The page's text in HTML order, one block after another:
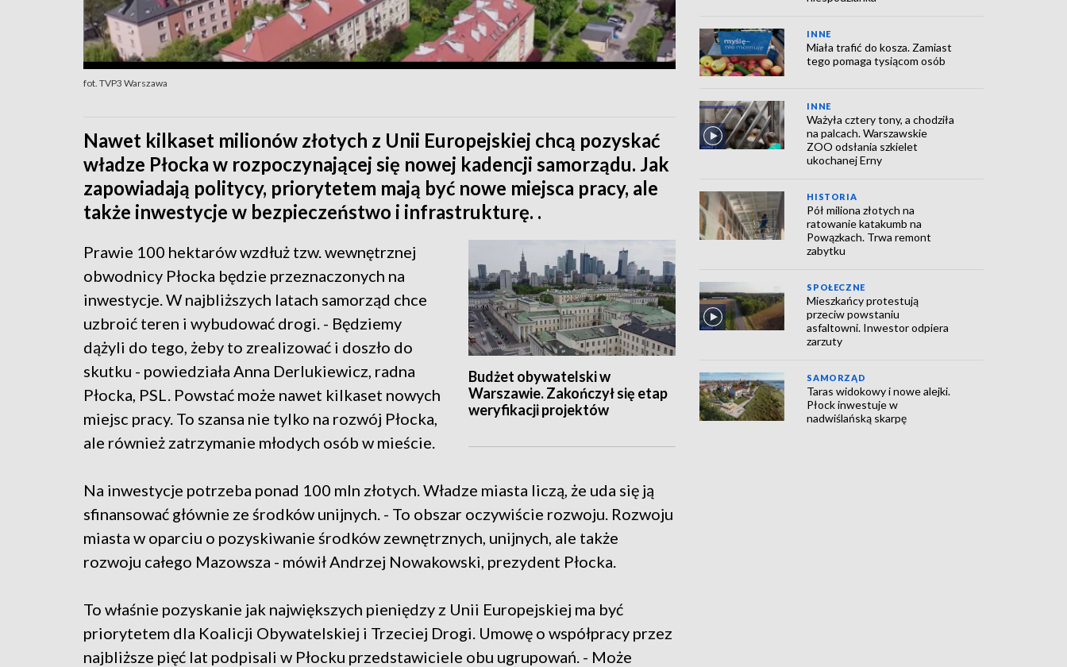
fot. TVP3 Warszawa
Nawet kilkaset milionów złotych z Unii Europejskiej chcą pozyskać
władze Płocka w rozpoczynającej się nowej kadencji samorządu. Jak
zapowiadają politycy, priorytetem mają być nowe miejsca pracy, ale
także inwestycje w bezpieczeństwo i infrastrukturę. .
Budżet obywatelski w
Warszawie. Zakończył się etap
weryfikacji projektów
Prawie 100 hektarów wzdłuż tzw. wewnętrznej
obwodnicy Płocka będzie przeznaczonych na
inwestycje. W najbliższych latach samorząd chce
uzbroić teren i wybudować drogi. - Będziemy
dążyli do tego, żeby to zrealizować i doszło do
skutku - powiedziała Anna Derlukiewicz, radna
Płocka, PSL. Powstać może nawet kilkaset nowych
miejsc pracy. To szansa nie tylko na rozwój Płocka,
ale również zatrzymanie młodych osób w mieście.
Na inwestycje potrzeba ponad 100 mln złotych. Władze miasta liczą, że uda się ją
sfinansować głównie ze środków unijnych. - To obszar oczywiście rozwoju. Rozwoju
miasta w oparciu o pozyskiwanie środków zewnętrznych, unijnych, ale także
rozwoju całego Mazowsza - mówił Andrzej Nowakowski, prezydent Płocka.
To właśnie pozyskanie jak największych pieniędzy z Unii Europejskiej ma być
priorytetem dla Koalicji Obywatelskiej i Trzeciej Drogi. Umowę o współpracy przez
najbliższe pięć lat podpisali w Płocku przedstawiciele obu ugrupowań. - Może
INNE
Miała trafić do kosza. Zamiast
tego pomaga tysiącom osób
INNE
Ważyła cztery tony, a chodziła
na palcach. Warszawskie
ZOO odsłania szkielet
ukochanej Erny
HISTORIA
Pół miliona złotych na
ratowanie katakumb na
Powązkach. Trwa remont
zabytku
SPOŁECZNE
Mieszkańcy protestują
przeciw powstaniu
asfaltowni. Inwestor odpiera
zarzuty
SAMORZĄD
Taras widokowy i nowe alejki.
Płock inwestuje w
nadwiślańską skarpę